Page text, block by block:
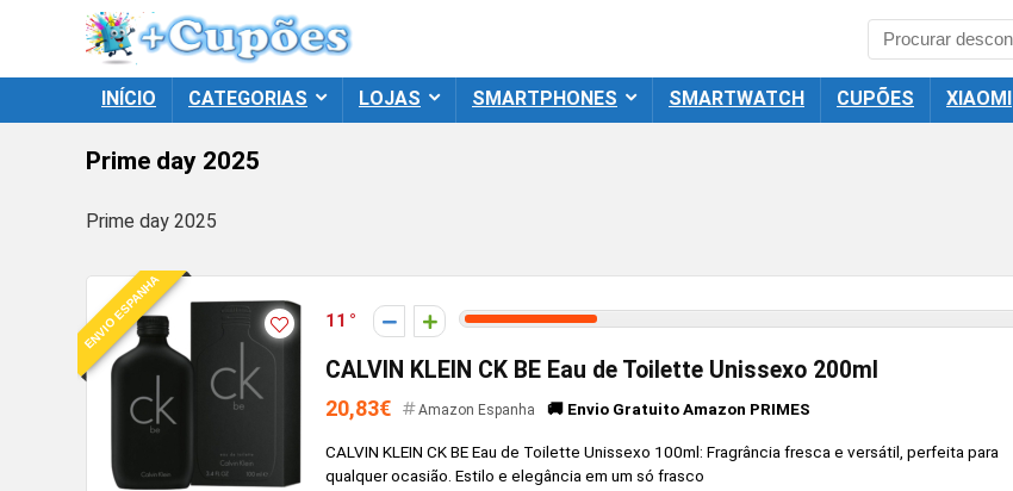
INÍCIO CATEGORIAS LOJAS SMARTPHONES SMARTWATCH CUPÕES XIAOMI
Prime day 2025
Prime day 2025
ENVIO ESPANHA 11
CALVIN KLEIN CK BE Eau de Toilette Unissexo 200ml
20,83€ Amazon Espanha 🚚 Envio Gratuito Amazon PRIMES
CALVIN KLEIN CK BE Eau de Toilette Unissexo 100ml: Fragrância fresca e versátil, perfeita para
qualquer ocasião. Estilo e elegância em um só frasco